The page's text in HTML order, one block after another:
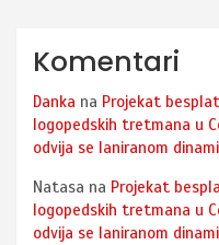
Komentari
Danka na Projekat
logopedskih tretmana u
odvija se laniranom
Natasa na Projekat
logopedskih tretmana u
odvija se laniranom